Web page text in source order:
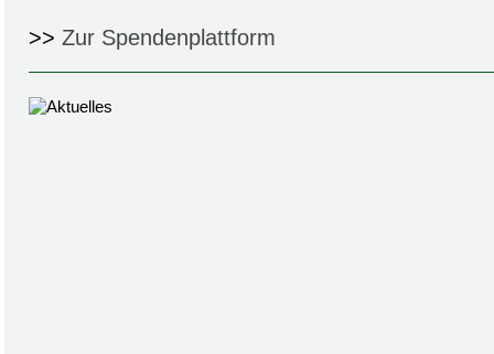
>> Zur Spendenplattform